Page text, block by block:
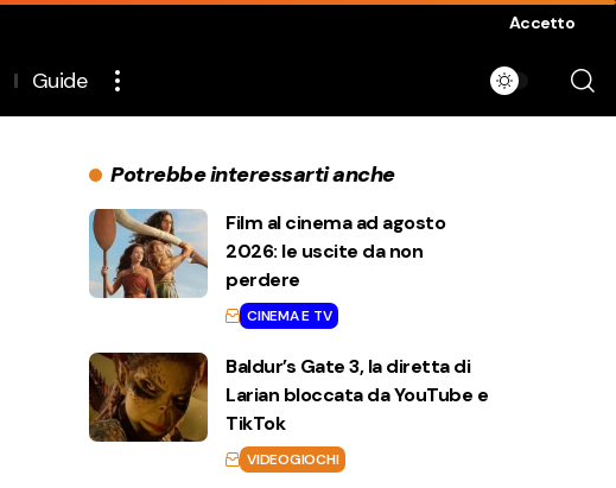
Accetto
Guide
Potrebbe interessarti anche
Film al cinema ad agosto
2026: le uscite da non
perdere
CINEMA E TV
Baldur’s Gate 3, la diretta di
Larian bloccata da YouTube e
TikTok
VIDEOGIOCHI